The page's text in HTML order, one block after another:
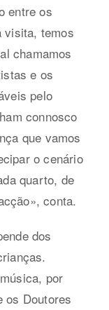
entre os
visita, temos
chamamos
e os
pelo
connosco
que vamos
o cenário
quarto, de
conta.
dos
por
os Doutores